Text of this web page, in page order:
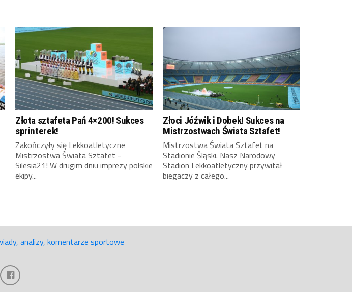
Złota sztafeta Pań 4×200! Sukces
sprinterek!
Zakończyły się Lekkoatletyczne
Mistrzostwa Świata Sztafet -
Silesia21! W drugim dniu imprezy polskie
ekipy...
Złoci Jóźwik i Dobek! Sukces na
Mistrzostwach Świata Sztafet!
Mistrzostwa Świata Sztafet na
Stadionie Śląski. Nasz Narodowy
Stadion Lekkoatletyczny przywitał
biegaczy z całego...